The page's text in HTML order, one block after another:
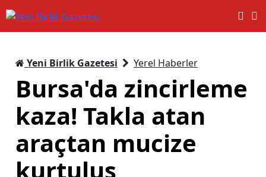
Yeni Birlik Gazetesi Yerel Haberler
Bursa'da zincirleme
kaza! Takla atan
araçtan mucize
kurtuluş